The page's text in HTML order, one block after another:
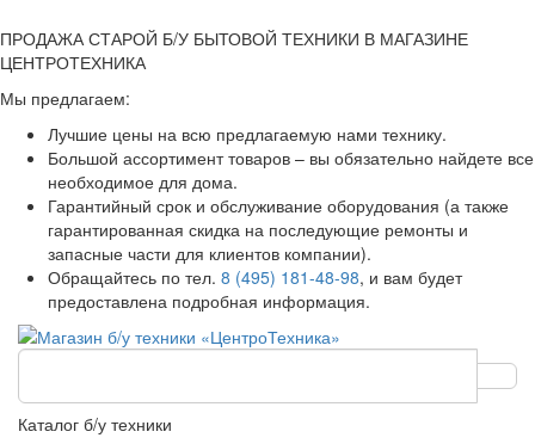
ПРОДАЖА СТАРОЙ Б/У БЫТОВОЙ ТЕХНИКИ В МАГАЗИНЕ
ЦЕНТРОТЕХНИКА
Мы предлагаем:
Лучшие цены на всю предлагаемую нами технику.
Большой ассортимент товаров – вы обязательно найдете все
необходимое для дома.
Гарантийный срок и обслуживание оборудования (а также
гарантированная скидка на последующие ремонты и
запасные части для клиентов компании).
Обращайтесь по тел. 8 (495) 181-48-98, и вам будет
предоставлена подробная информация.
Каталог б/у техники